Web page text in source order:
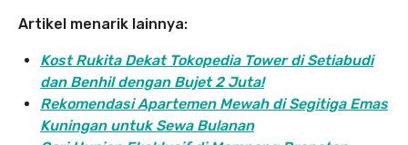
Artikel menarik lainnya:
Kost Rukita Dekat Tokopedia Tower di Setiabudi
dan Benhil dengan Bujet 2 Juta!
Rekomendasi Apartemen Mewah di Segitiga Emas
Kuningan untuk Sewa Bulanan